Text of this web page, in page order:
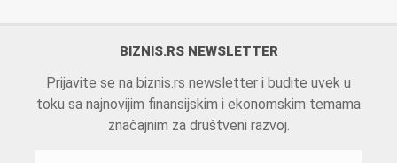
BIZNIS.RS NEWSLETTER
Prijavite se na biznis.rs newsletter i budite uvek u
toku sa najnovijim finansijskim i ekonomskim temama
značajnim za društveni razvoj.